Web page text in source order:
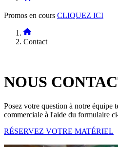
Promos en cours CLIQUEZ ICI
Contact
NOUS
Posez votre question à notre équipe
commerciale à l'aide du formulaire
RÉSERVEZ VOTRE MATÉRIEL